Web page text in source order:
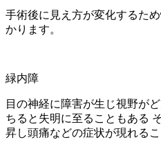
手術後に見え方が変化するた
かります。
緑内障
目の神経に障害が生じ視野が
ちると失明に至ることもある
昇し頭痛などの症状が現れる